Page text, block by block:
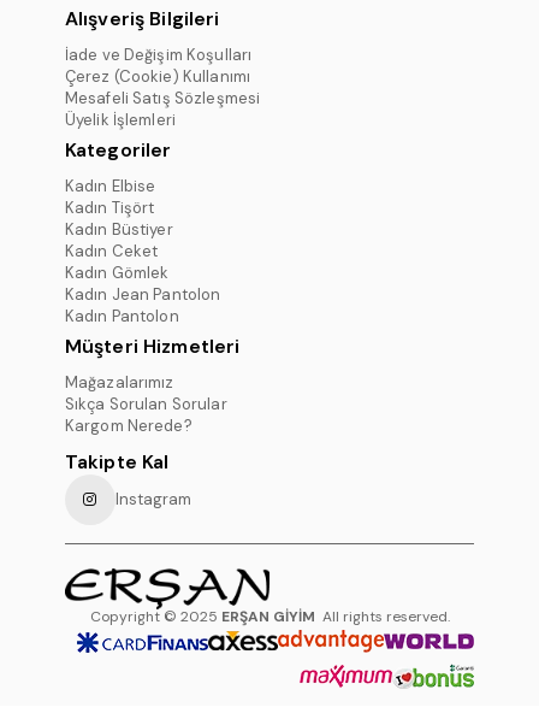
Alışveriş Bilgileri
İade ve Değişim Koşulları
Çerez (Cookie) Kullanımı
Mesafeli Satış Sözleşmesi
Üyelik İşlemleri
Kategoriler
Kadın Elbise
Kadın Tişört
Kadın Büstiyer
Kadın Ceket
Kadın Gömlek
Kadın Jean Pantolon
Kadın Pantolon
Müşteri Hizmetleri
Mağazalarımız
Sıkça Sorulan Sorular
Kargom Nerede?
Takipte Kal
Instagram
Copyright © 2025 ERŞAN GİYİM All rights reserved.